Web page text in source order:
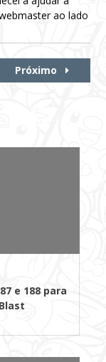
ao lado
Próximo
e 188 para